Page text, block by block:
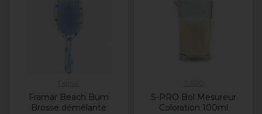
Framar Beach Bum
Brosse démêlante
S-PRO Bol Mesureur
Coloration 100ml